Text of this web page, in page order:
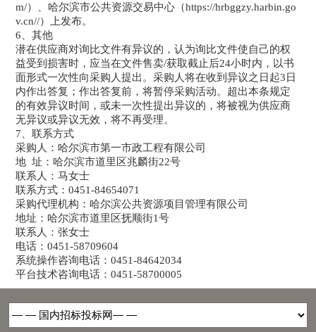
m/）、哈尔滨市公共资源交易中心（https://hrbggzy.harbin.go
v.cn//）上发布。
6、其他
潜在供应商对询比文件有异议的，认为询比文件使自己的权
益受到损害时，应当在文件售卖/获取截止后24小时内，以书
面形式一次性向采购人提出。采购人将在收到异议之日起3日
内作出答复；作出答复前，将暂停采购活动。超出本条规定
的有效异议时间，或未一次性提出异议的，将被视为供应商
无异议或异议无效，将不再受理。
7、联系方式
采购人：哈尔滨市第一市政工程有限公司
地 址：哈尔滨市道里区兆麟街22号
联系人：马女士
联系方式：0451-84654071
采购代理机构：哈尔滨公共资源项目管理有限公司
地址：哈尔滨市道里区抚顺街1号
联系人：张女士
电话：0451-58709604
系统操作咨询电话：0451-84642034
平台技术咨询电话：0451-58700005